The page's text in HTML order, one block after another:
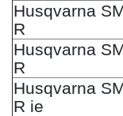
Husqvarna
R
Husqvarna
R
Husqvarna
R ie